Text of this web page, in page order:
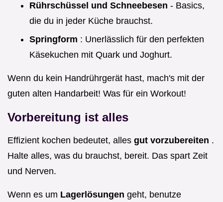
Rührschüssel und Schneebesen - Basics,
die du in jeder Küche brauchst.
Springform : Unerlässlich für den perfekten
Käsekuchen mit Quark und Joghurt.
Wenn du kein Handrührgerät hast, mach's mit der
guten alten Handarbeit! Was für ein Workout!
Vorbereitung ist alles
Effizient kochen bedeutet, alles gut vorzubereiten .
Halte alles, was du brauchst, bereit. Das spart Zeit
und Nerven.
Wenn es um Lagerlösungen geht, benutze